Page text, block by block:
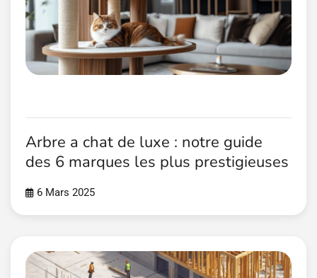
Arbre a chat de luxe : notre guide
des 6 marques les plus prestigieuses
6 Mars 2025